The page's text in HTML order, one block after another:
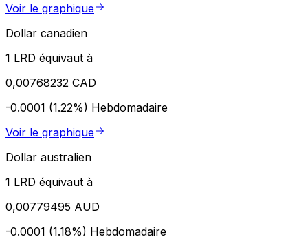
Voir le graphique
Dollar canadien
1 LRD équivaut à
0,00768232 CAD
-0.0001 (1.22%) Hebdomadaire
Voir le graphique
Dollar australien
1 LRD équivaut à
0,00779495 AUD
-0.0001 (1.18%) Hebdomadaire